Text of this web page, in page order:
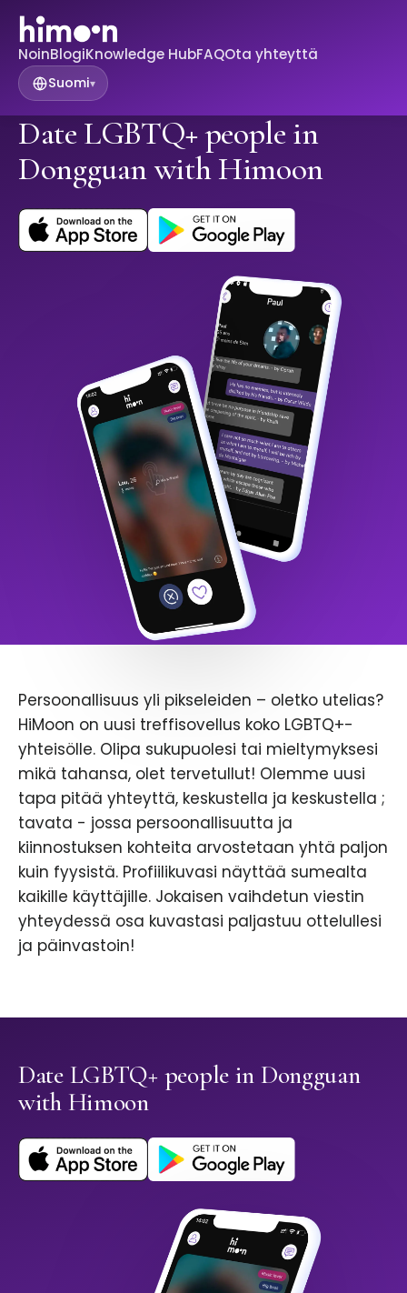
NoinBlogiKnowledge HubFAQOta yhteyttä
Suomi▾
Date LGBTQ+ people in
Dongguan with Himoon
Persoonallisuus yli pikseleiden – oletko utelias?
HiMoon on uusi treffisovellus koko LGBTQ+-
yhteisölle. Olipa sukupuolesi tai mieltymyksesi
mikä tahansa, olet tervetullut! Olemme uusi
tapa pitää yhteyttä, keskustella ja keskustella ;
tavata - jossa persoonallisuutta ja
kiinnostuksen kohteita arvostetaan yhtä paljon
kuin fyysistä. Profiilikuvasi näyttää sumealta
kaikille käyttäjille. Jokaisen vaihdetun viestin
yhteydessä osa kuvastasi paljastuu ottelullesi
ja päinvastoin!
Date LGBTQ+ people in Dongguan
with Himoon